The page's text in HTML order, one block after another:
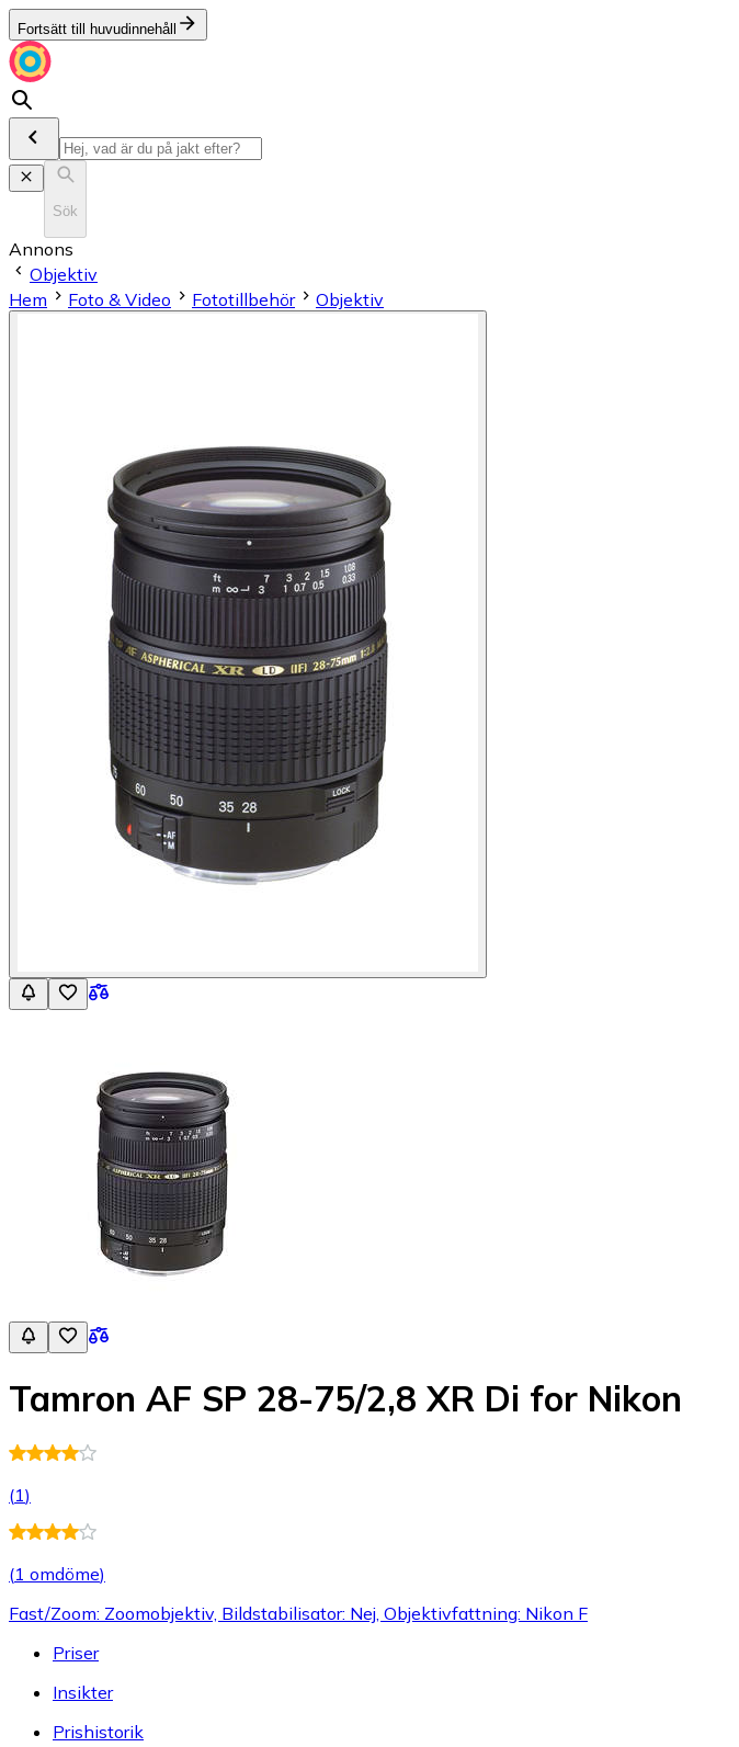
Fortsätt till huvudinnehåll
Sök
Annons
Objektiv
Hem
Foto & Video Fototillbehör Objektiv
Tamron AF SP 28-75/2,8 XR Di for Nikon
(1)
(1 omdöme)
Fast/Zoom: Zoomobjektiv, Bildstabilisator: Nej, Objektivfattning: Nikon F
Priser
Insikter
Prishistorik